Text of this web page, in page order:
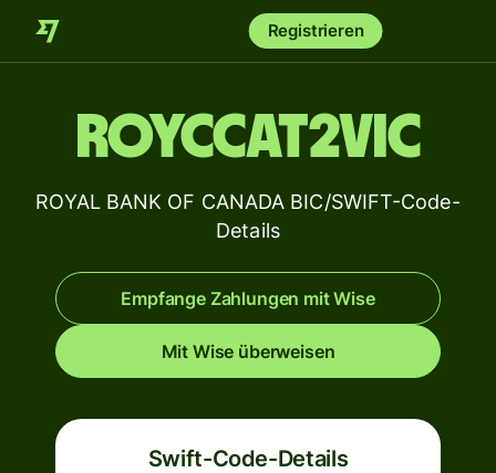
Registrieren
ROYCCAT2VIC
ROYAL BANK OF CANADA BIC/SWIFT-Code-
Details
Empfange Zahlungen mit Wise
Mit Wise überweisen
Swift-Code-Details